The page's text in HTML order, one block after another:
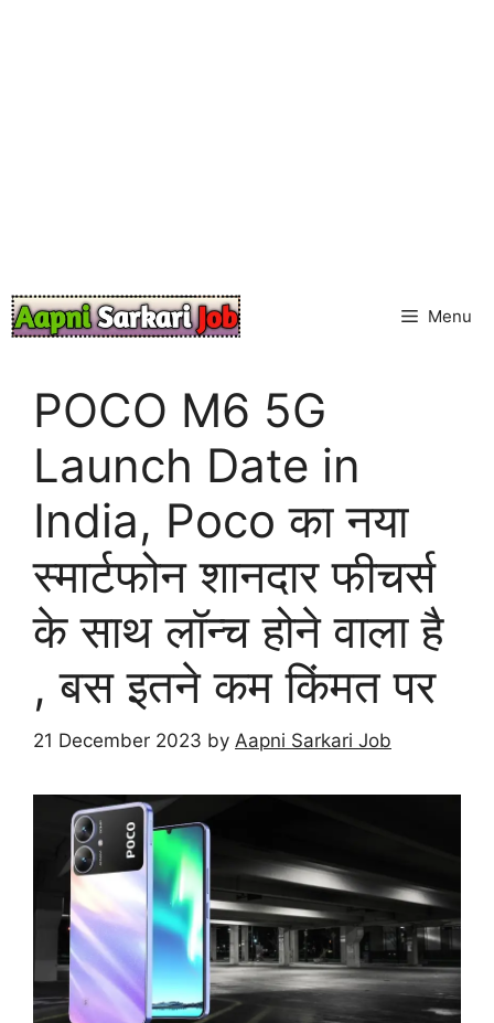
Menu
POCO M6 5G
Launch Date in
India, Poco का नया
स्मार्टफोन शानदार फीचर्स
के साथ लॉन्च होने वाला है
, बस इतने कम किंमत पर
21 December 2023 by Aapni Sarkari Job